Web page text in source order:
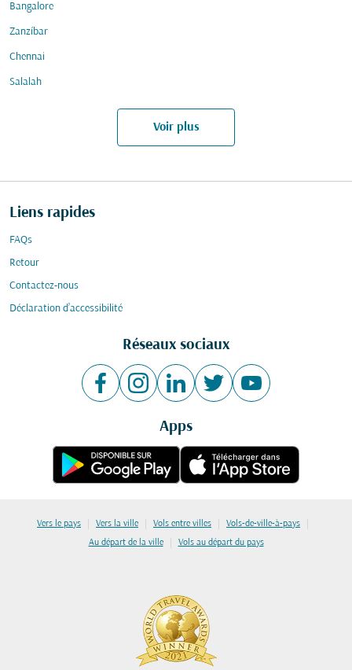
Bangalore
Zanzíbar
Chennai
Salalah
Voir plus
Liens rapides
FAQs
Retour
Contactez-nous
Déclaration d’accessibilité
Réseaux sociaux
Apps
Vers le pays | Vers la ville | Vols entre villes | Vols-de-ville-à-pays |
Au départ de la ville | Vols au départ du pays